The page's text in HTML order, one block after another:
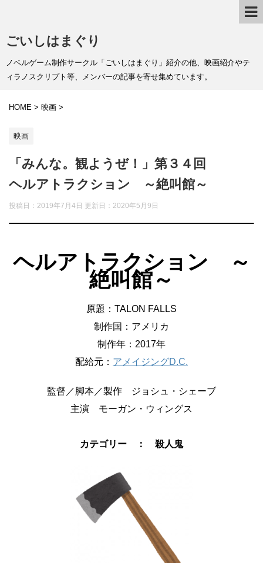
ごいしはまぐり
ノベルゲーム制作サークル「ごいしはまぐり」紹介の他、映画紹介やテ
ィラノスクリプト等、メンバーの記事を寄せ集めています。
HOME > 映画 >
映画
「みんな。観ようぜ！」第３４回
ヘルアトラクション ～絶叫館～
投稿日：2019年7月4日 更新日： 2020年5月9日
ヘルアトラクション ～
絶叫館～
原題：TALON FALLS
制作国：アメリカ
制作年：2017年
配給元： アメイジングD.C.
監督／脚本／製作 ジョシュ・シェーブ
主演 モーガン・ウィングス
カテゴリー ： 殺人鬼